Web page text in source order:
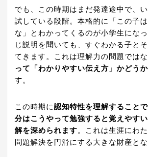
でも、この時期はまだ発達途中で、
試している段階。本格的に「この子
な」とわかってくるのが小学生にな
じ説明を聞いても、すぐわかる子と
てきます。これは理解力の問題ではな
って「わかりやすい伝え方」かどう
す。
この時期に認知特性を理解すること
分はこうやって勉強すると覚えやす
解を深められます。これは生涯にわ
問題解決を円滑にする大きな財産とな